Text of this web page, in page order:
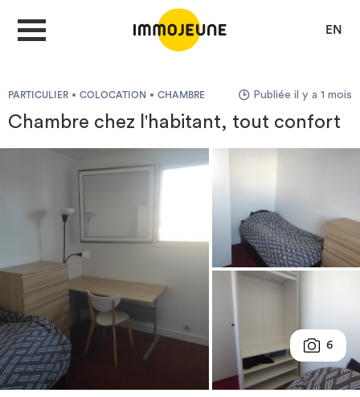
EN
DÉPOSER UNE ANNONCE
Je cherche un logement
Je propose un bien
Villes
Investir
PARTICULIER COLOCATION CHAMBRE Publiée il y a 1 mois
Chambre chez l'habitant, tout confort
6